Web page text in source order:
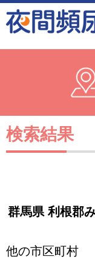
検索結果
群馬県 利根郡
他の市区町村